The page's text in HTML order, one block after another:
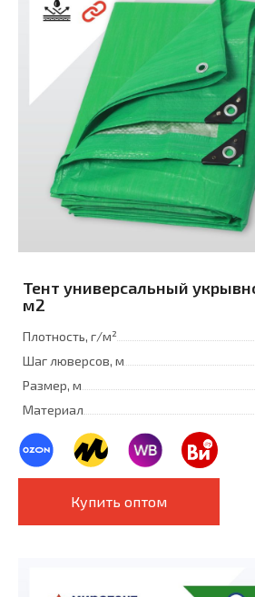
Тент универсальный
м2
Плотность, г/м²
Шаг люверсов, м
Размер, м
Материал
Купить оптом